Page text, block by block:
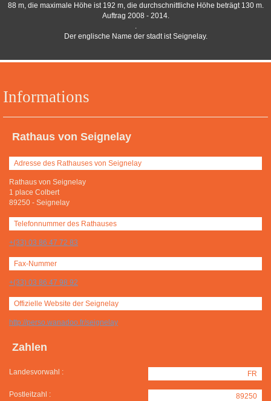
Informations
Rathaus von Seignelay
Adresse des Rathauses von Seignelay
Rathaus von Seignelay
1 place Colbert
89250 - Seignelay
Telefonnummer des Rathauses
+(33) 03 86 47 72 83
Fax-Nummer
+(33) 03 86 47 98 92
Offizielle Website der Seignelay
http://perso.wanadoo.fr/seignelay
Zahlen
Landesvorwahl : FR
Postleitzahl : 89250
88 m, die maximale Höhe ist 192 m, die durchschnittliche Höhe beträgt 130 m.
Auftrag 2008 - 2014.
.
Der englische Name der stadt ist Seignelay.